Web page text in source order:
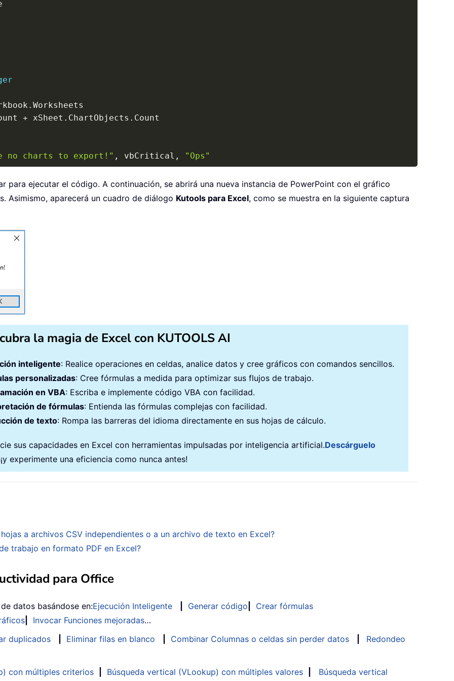
.Count)
( pptShape. Name)
. Worksheets
+ xSheet . ChartObjects . Count
no charts to export!" , vbCritical ,
"Ops"
Add
Count
> 0
Add(
.Add
.Slides.Add(1 , ppLayoutBlank)
. ChartObjects
.Chart)
successfully to the new presentation!"
)
para ejecutar el código. A continuación, se abrirá una nueva instancia de PowerPoint con el gráfico
Asimismo, aparecerá un cuadro de diálogo Kutools para Excel, como se muestra en la siguiente captura
la magia de Excel con KUTOOLS AI
inteligente: Realice operaciones en celdas, analice datos y cree gráficos con comandos sencillos.
personalizadas: Cree fórmulas a medida para optimizar sus flujos de trabajo.
en VBA: Escriba e implemente código VBA con facilidad.
de fórmulas: Entienda las fórmulas complejas con facilidad.
de texto: Rompa las barreras del idioma directamente en sus hojas de cálculo.
sus capacidades en Excel con herramientas impulsadas por inteligencia artificial.Descárguelo
¡y experimente una eficiencia como nunca antes!
a archivos CSV independientes o a un archivo de texto en Excel?
trabajo en formato PDF en Excel?
para Office
datos basándose en:Ejecución Inteligente Generar código
Crear fórmulas
Invocar Funciones mejoradas…
duplicados Eliminar filas en blanco Combinar Columnas o celdas sin perder datos
Redondeo
con múltiples criterios Búsqueda vertical (VLookup) con múltiples valores Búsqueda vertical